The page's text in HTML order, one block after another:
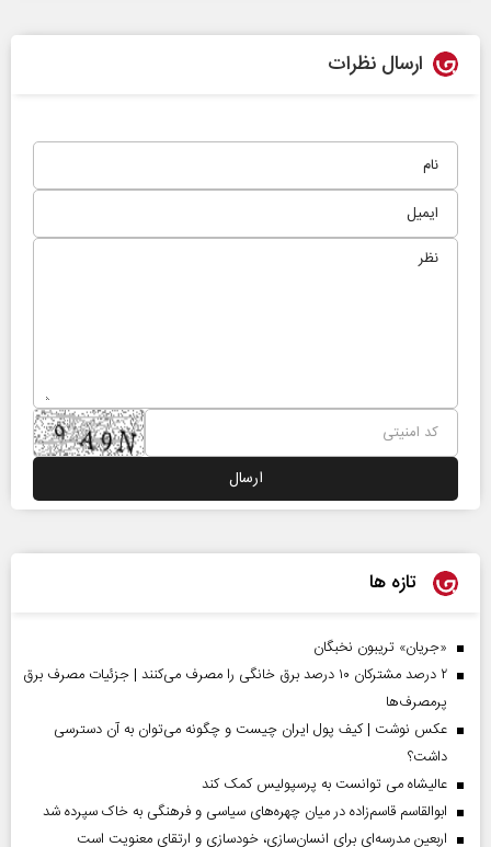
ارسال نظرات
تازه ها
«جریان» تریبون نخبگان
۲ درصد مشترکان ۱۰ درصد برق خانگی را مصرف می‌کنند | جزئیات مصرف برق
پرمصرف‌ها
عکس نوشت | کیف پول ایران چیست و چگونه می‌توان به آن دسترسی
داشت؟
عالیشاه می توانست به پرسپولیس کمک کند
ابوالقاسم قاسم‌زاده در میان چهره‌های سیاسی و فرهنگی به خاک سپرده شد
اربعین مدرسه‌ای برای انسان‌سازی، خودسازی و ارتقای معنویت است